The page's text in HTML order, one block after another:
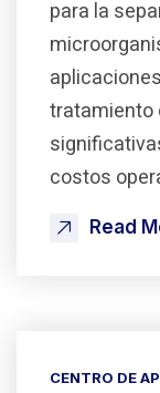
para la
tratamiento
costos
Read
CENTRO DE